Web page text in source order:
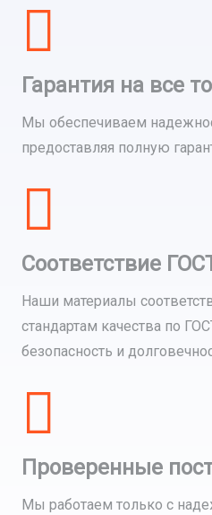
Гарантия на все
Мы обеспечиваем
предоставляя полную
Соответствие
Наши материалы
стандартам качества по
безопасность и
Проверенные
Мы работаем только с